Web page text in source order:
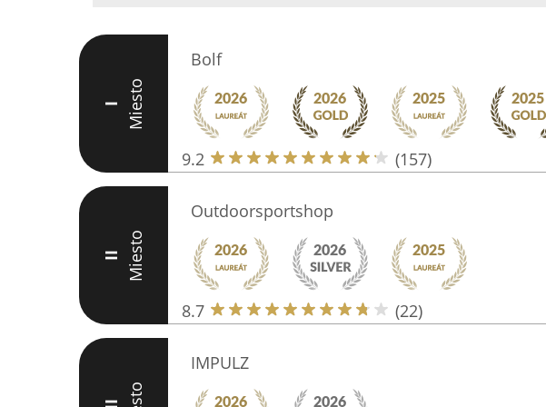
I Miesto
Bolf
9.2 (157)
II Miesto
Outdoorsportshop
8.7 (22)
IMPULZ